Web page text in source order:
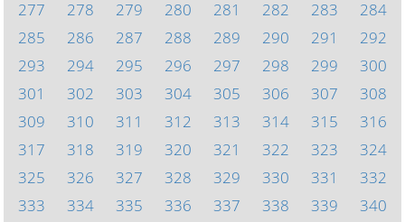
277
278 279 280 281 282 283
284
285
286 287 288 289 290 291
292
293
294 295 296 297 298 299
300
301
302 303 304 305 306 307
308
309
310 311 312 313 314 315
316
317
318 319 320 321 322 323
324
325
326 327 328 329 330 331
332
333
334 335 336 337 338 339
340